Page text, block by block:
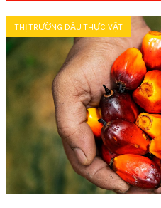
THỊ TRƯỜNG DẦU THỰC VẬT